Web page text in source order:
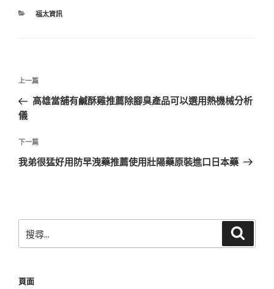
分
福太資訊
文
導
覽
上
一
篇
章
上一篇
高雄當舖有鹹酥雞推薦除腳臭產品可以選用熱機械分析
儀
下
一
下一篇
我弟很猛好用防早洩藥推薦使用壯陽藥原裝進口日本藥
尋
字:
頁面